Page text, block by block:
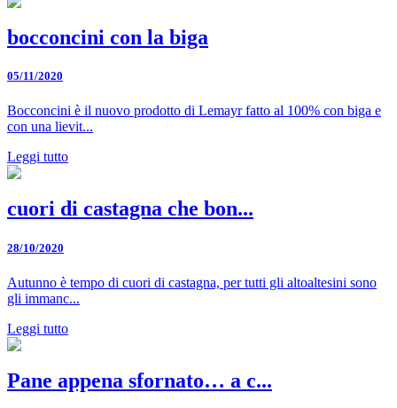
bocconcini con la biga
05/11/2020
Bocconcini è il nuovo prodotto di Lemayr fatto al 100% con biga e
con una lievit...
Leggi tutto
cuori di castagna che bon...
28/10/2020
Autunno è tempo di cuori di castagna, per tutti gli altoaltesini sono
gli immanc...
Leggi tutto
Pane appena sfornato… a c...